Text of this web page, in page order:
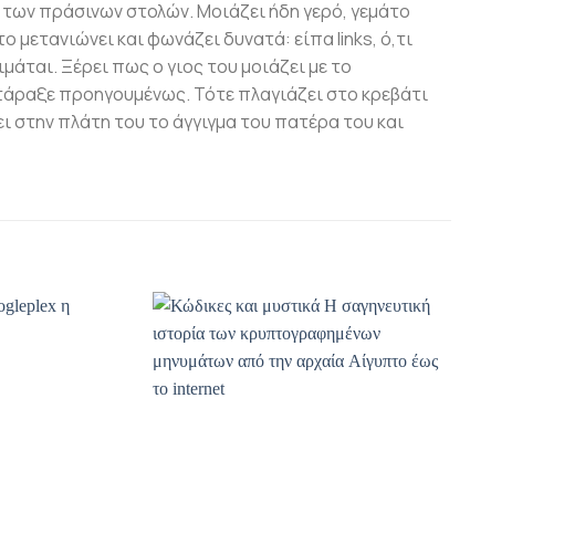
πράσινων στολών. Μοιάζει ήδη γερό, γεμάτο
και φωνάζει δυνατά: είπα links, ό,τι
Ξέρει πως ο γιος του μοιάζει με το
προηγουμένως. Τότε πλαγιάζει στο κρεβάτι
στην πλάτη του το άγγιγμα του πατέρα του και
Προσθήκη
βιβλίου